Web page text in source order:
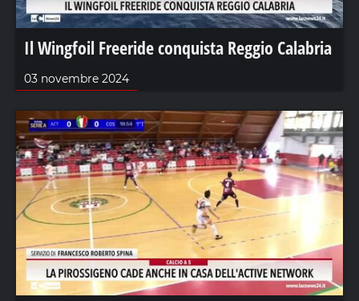
Il Wingfoil Freeride conquista Reggio Calabria
03 novembre 2024